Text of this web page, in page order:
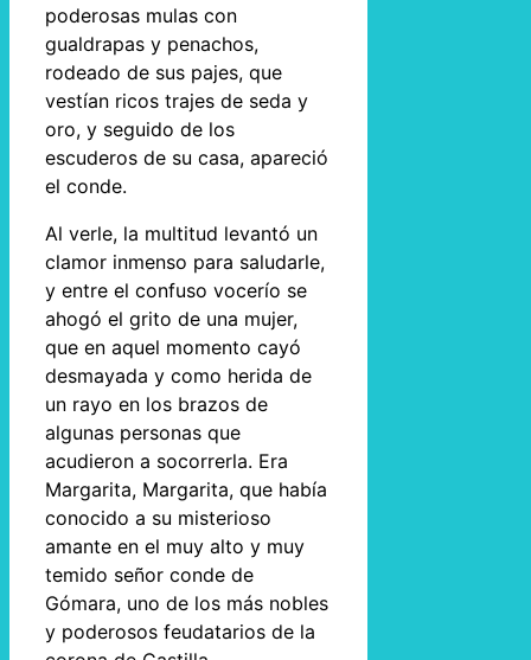
poderosas mulas con
gualdrapas y penachos,
rodeado de sus pajes, que
vestían ricos trajes de seda y
oro, y seguido de los
escuderos de su casa, apareció
el conde.
Al verle, la multitud levantó un
clamor inmenso para saludarle,
y entre el confuso vocerío se
ahogó el grito de una mujer,
que en aquel momento cayó
desmayada y como herida de
un rayo en los brazos de
algunas personas que
acudieron a socorrerla. Era
Margarita, Margarita, que había
conocido a su misterioso
amante en el muy alto y muy
temido señor conde de
Gómara, uno de los más nobles
y poderosos feudatarios de la